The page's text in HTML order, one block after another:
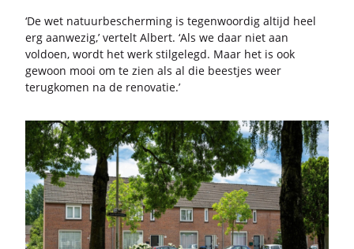
‘De wet na­tuur­be­scher­ming is te­gen­woor­dig al­tijd heel
erg aan­we­zig,’ ver­telt Al­bert. ‘Als we daar niet aan
vol­doen, wordt het werk stil­ge­legd. Maar het is ook
ge­woon mooi om te zien als al die beest­jes weer
te­rug­ko­men na de re­no­va­tie.’